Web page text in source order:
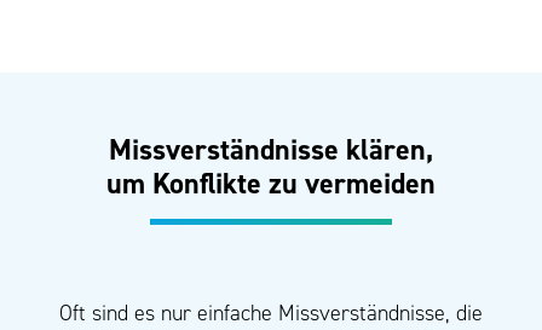
Missverständnisse klären,
um Konflikte zu vermeiden
Oft sind es nur einfache Missverständnisse, die